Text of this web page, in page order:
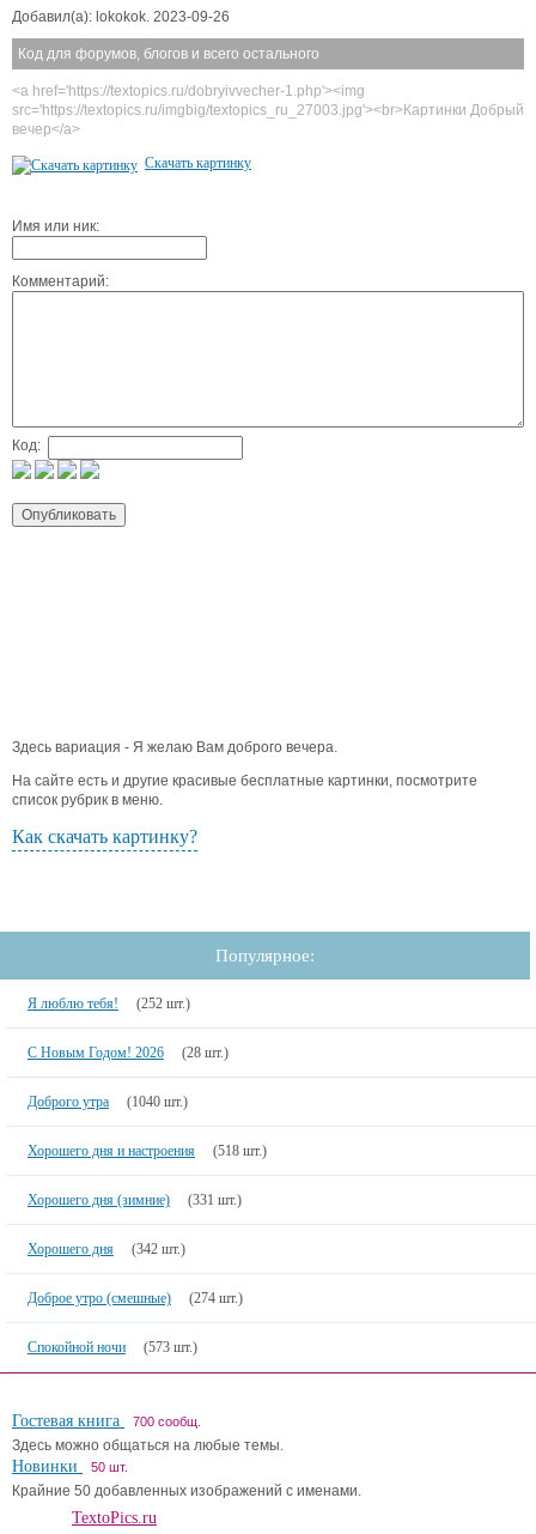
Добавил(а): lokokok. 2023-09-26
Код для форумов, блогов и всего остального
<a href='https://textopics.ru/dobryivvecher-1.php'><img
src='https://textopics.ru/imgbig/textopics_ru_27003.jpg'><br>Картинки Добрый
вечер</a>
Скачать картинку
Имя или ник:
Комментарий:
Код:
Здесь вариация - Я желаю Вам доброго вечера.
На сайте есть и другие красивые бесплатные картинки, посмотрите
список рубрик в меню.
Как скачать картинку?
Популярное:
Я люблю тебя! (252 шт.)
С Новым Годом! 2026 (28 шт.)
Доброго утра (1040 шт.)
Хорошего дня и настроения (518 шт.)
Хорошего дня (зимние) (331 шт.)
Хорошего дня (342 шт.)
Доброе утро (смешные) (274 шт.)
Спокойной ночи (573 шт.)
Гостевая книга 700 сообщ.
Здесь можно общаться на любые темы.
Новинки 50 шт.
Крайние 50 добавленных изображений с именами.
TextoPics.ru